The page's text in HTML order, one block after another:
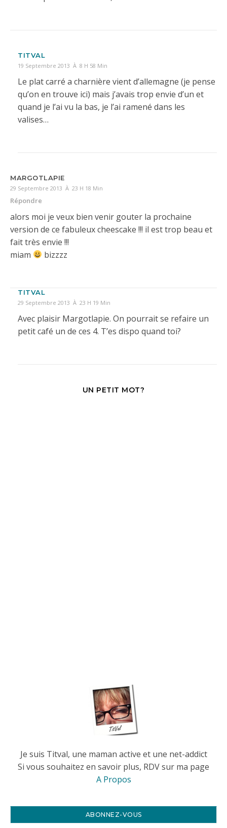
TITVAL
19 Septembre 2013 À 8 H 58 Min
Le plat carré a charnière vient d’allemagne (je pense
qu’on en trouve ici) mais j’avais trop envie d’un et
quand je l’ai vu la bas, je l’ai ramené dans les
valises…
MARGOTLAPIE
29 Septembre 2013 À 23 H 18 Min
Répondre
alors moi je veux bien venir gouter la prochaine
version de ce fabuleux cheescake !!! il est trop beau et
fait très envie !!!
miam
bizzzz
TITVAL
29 Septembre 2013 À 23 H 19 Min
Avec plaisir Margotlapie. On pourrait se refaire un
petit café un de ces 4. T’es dispo quand toi?
UN PETIT MOT?
Je suis Titval, une maman active et une net-addict
Si vous souhaitez en savoir plus, RDV sur ma page
A Propos
ABONNEZ-VOUS